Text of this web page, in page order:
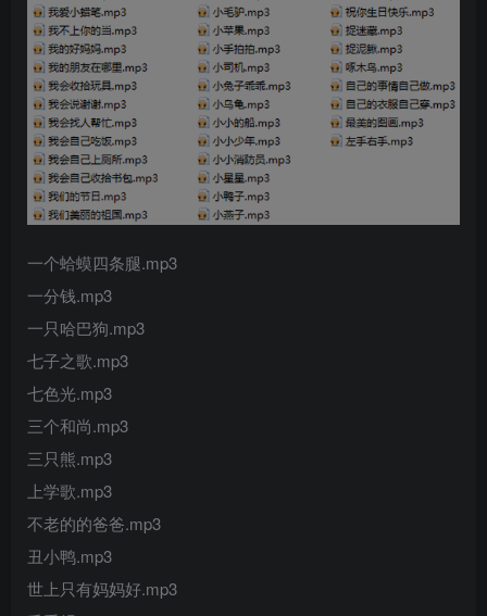
一个蛤蟆四条腿.mp3
一分钱.mp3
一只哈巴狗.mp3
七子之歌.mp3
七色光.mp3
三个和尚.mp3
三只熊.mp3
上学歌.mp3
不老的的爸爸.mp3
丑小鸭.mp3
世上只有妈妈好.mp3